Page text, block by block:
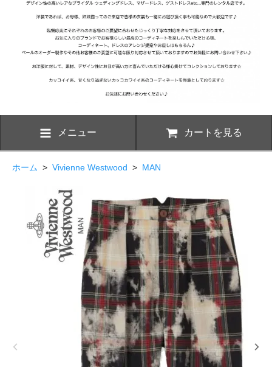
メニュー カートを見る
ホーム > Vivienne Westwood > MAN